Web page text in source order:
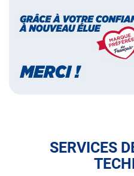
français
SERVICES